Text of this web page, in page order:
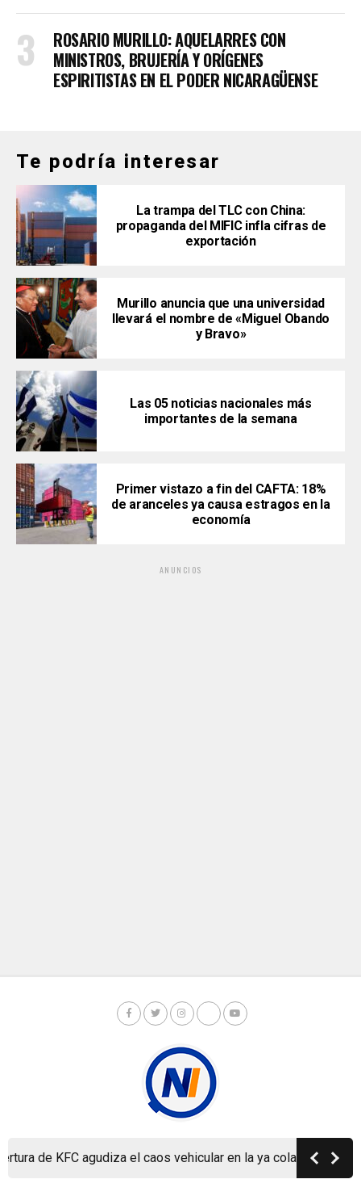
de KFC agudiza el caos vehicular en la ya colapsada
ROSARIO MURILLO: AQUELARRES CON
MINISTROS, BRUJERÍA Y ORÍGENES
ESPIRITISTAS EN EL PODER NICARAGÜENSE
Te podría interesar
La trampa del TLC con China:
propaganda del MIFIC infla cifras de
exportación
Murillo anuncia que una universidad
llevará el nombre de «Miguel Obando
y Bravo»
Las 05 noticias nacionales más
importantes de la semana
Primer vistazo a fin del CAFTA: 18%
de aranceles ya causa estragos en la
economía
ANUNCIOS
Copyright © Nicaragua Investiga 2024